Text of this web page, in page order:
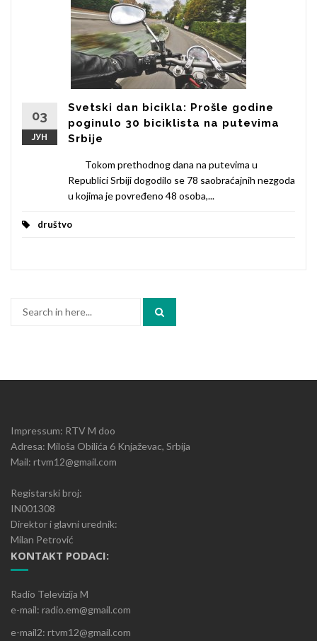
03
ЈУН
Svetski dan bicikla: Prošle godine
poginulo 30 biciklista na putevima
Srbije
Tokom prethodnog dana na putevima u
Republici Srbiji dogodilo se 78 saobraćajnih nezgoda
u kojima je povređeno 48 osoba,...
društvo
Impressum: RTV M doo
Adresa: Miloša Obilića 6 Knjaževac, Srbija
Mail: rtvm12@gmail.com
Registarski broj:
IN001308
Direktor i glavni urednik:
Milan Petrović
KONTAKT PODACI:
Radio Televizija M
e-mail: radio.em@gmail.com
e-mail2: rtvm12@gmail.com